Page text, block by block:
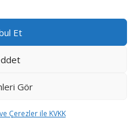
Et
Gör
Çerezler ile KVKK
Politikası